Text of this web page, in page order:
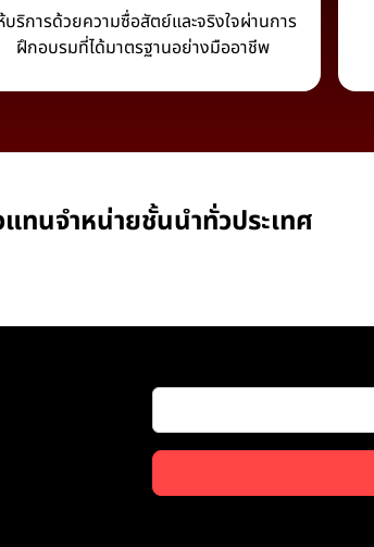
บริการด้วยความซื่อสัตย์และจริงใจผ่านการ
ฝึกอบรมที่ได้มาตรฐานอย่างมืออาชีพ
ทนจำหน่ายชั้นนำทั่วประเทศ